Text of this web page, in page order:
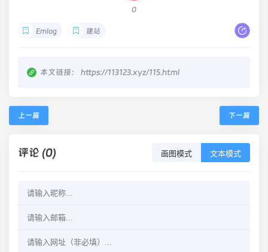
0
Emlog 建站
本文链接： https://113123.xyz/115.html
上一篇 下一篇
评论 (0) 画图模式 文本模式